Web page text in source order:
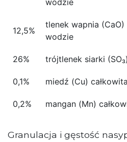
wodzie
12,5%
tlenek wapnia
wodzie
26% trójtlenek siarki
0,1% miedź (Cu) całkowita
0,2% mangan (Mn)
Granulacja i gęstość